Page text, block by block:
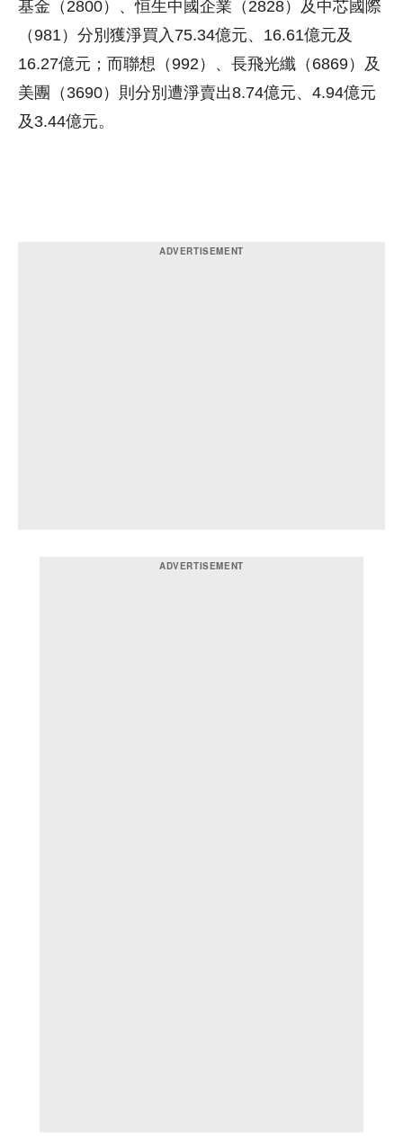
基金（2800）、恒生中國企業（2828）及中芯國際
（981）分別獲淨買入75.34億元、16.61億元及
16.27億元；而聯想（992）、長飛光纖（6869）及
美團（3690）則分別遭淨賣出8.74億元、4.94億元
及3.44億元。